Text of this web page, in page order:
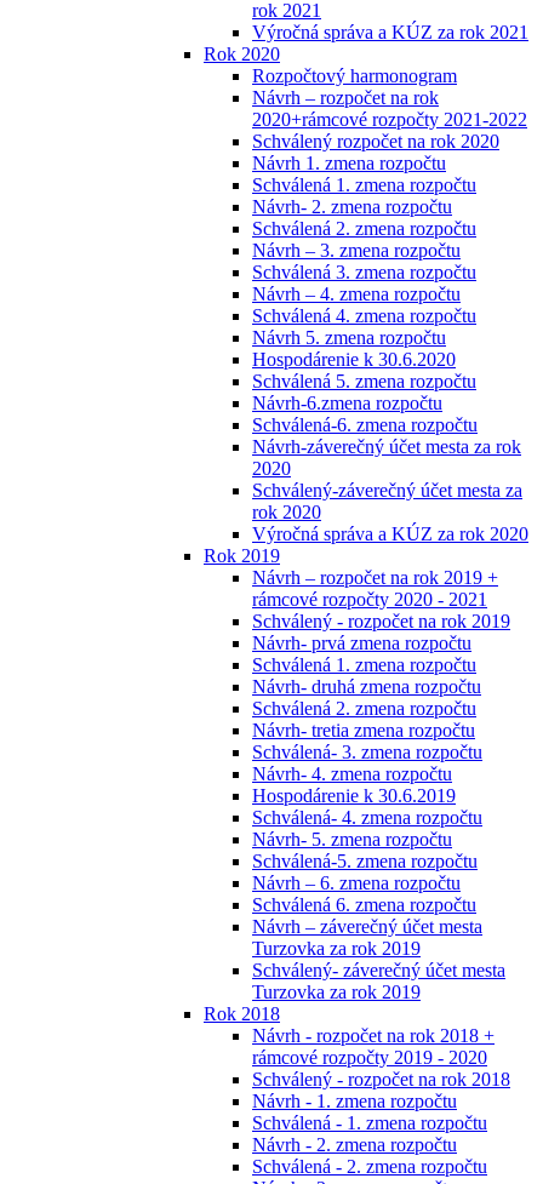
rok 2021
Výročná správa a KÚZ za rok 2021
Rok 2020
Rozpočtový harmonogram
Návrh – rozpočet na rok
2020+rámcové rozpočty 2021-2022
Schválený rozpočet na rok 2020
Návrh 1. zmena rozpočtu
Schválená 1. zmena rozpočtu
Návrh- 2. zmena rozpočtu
Schválená 2. zmena rozpočtu
Návrh – 3. zmena rozpočtu
Schválená 3. zmena rozpočtu
Návrh – 4. zmena rozpočtu
Schválená 4. zmena rozpočtu
Návrh 5. zmena rozpočtu
Hospodárenie k 30.6.2020
Schválená 5. zmena rozpočtu
Návrh-6.zmena rozpočtu
Schválená-6. zmena rozpočtu
Návrh-záverečný účet mesta za rok
2020
Schválený-záverečný účet mesta za
rok 2020
Výročná správa a KÚZ za rok 2020
Rok 2019
Návrh – rozpočet na rok 2019 +
rámcové rozpočty 2020 - 2021
Schválený - rozpočet na rok 2019
Návrh- prvá zmena rozpočtu
Schválená 1. zmena rozpočtu
Návrh- druhá zmena rozpočtu
Schválená 2. zmena rozpočtu
Návrh- tretia zmena rozpočtu
Schválená- 3. zmena rozpočtu
Návrh- 4. zmena rozpočtu
Hospodárenie k 30.6.2019
Schválená- 4. zmena rozpočtu
Návrh- 5. zmena rozpočtu
Schválená-5. zmena rozpočtu
Návrh – 6. zmena rozpočtu
Schválená 6. zmena rozpočtu
Návrh – záverečný účet mesta
Turzovka za rok 2019
Schválený- záverečný účet mesta
Turzovka za rok 2019
Rok 2018
Návrh - rozpočet na rok 2018 +
rámcové rozpočty 2019 - 2020
Schválený - rozpočet na rok 2018
Návrh - 1. zmena rozpočtu
Schválená - 1. zmena rozpočtu
Návrh - 2. zmena rozpočtu
Schválená - 2. zmena rozpočtu